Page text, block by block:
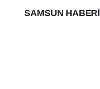
SAMSUN HABERİ